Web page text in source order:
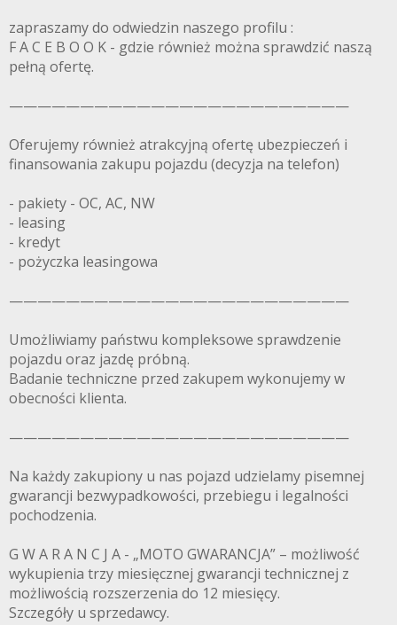
zapraszamy do odwiedzin naszego profilu :
F A C E B O O K - gdzie również można sprawdzić naszą
pełną ofertę.
————————————————————————
Oferujemy również atrakcyjną ofertę ubezpieczeń i
finansowania zakupu pojazdu (decyzja na telefon)
- pakiety - OC, AC, NW
- leasing
- kredyt
- pożyczka leasingowa
————————————————————————
Umożliwiamy państwu kompleksowe sprawdzenie
pojazdu oraz jazdę próbną.
Badanie techniczne przed zakupem wykonujemy w
obecności klienta.
————————————————————————
Na każdy zakupiony u nas pojazd udzielamy pisemnej
gwarancji bezwypadkowości, przebiegu i legalności
pochodzenia.
G W A R A N C J A - „MOTO GWARANCJA” – możliwość
wykupienia trzy miesięcznej gwarancji technicznej z
możliwością rozszerzenia do 12 miesięcy.
Szczegóły u sprzedawcy.